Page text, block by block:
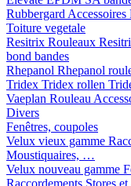
Rubbergard
Toiture vegetale
Resitrix Rouleaux
bond bandes
Rhepanol Rhepanol
Tridex Tridex rollen
Vaeplan Rouleau
Divers
Fenêtres, coupoles
Velux vieux gamme
Moustiquaires, …
Velux nouveau gamme
Raccordements Stores